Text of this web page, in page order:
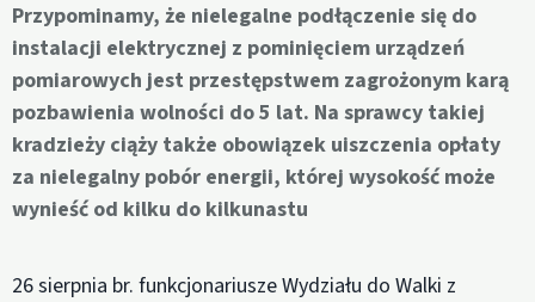
Przypominamy, że nielegalne podłączenie się do
instalacji elektrycznej z pominięciem urządzeń
pomiarowych jest przestępstwem zagrożonym karą
pozbawienia wolności do 5 lat. Na sprawcy takiej
kradzieży ciąży także obowiązek uiszczenia opłaty
za nielegalny pobór energii, której wysokość może
wynieść od kilku do kilkunastu
26 sierpnia br. funkcjonariusze Wydziału do Walki z